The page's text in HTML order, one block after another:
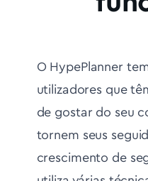
O HypePlanner
utilizadores que
de gostar do seu
tornem seus
crescimento de